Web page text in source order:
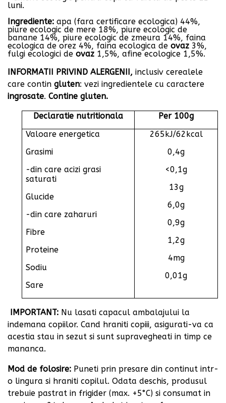
luni.
Ingrediente: apa (fara certificare ecologica) 44%,
piure ecologic de mere 18%, piure ecologic de
banane 14%, piure ecologic de zmeura 14%, faina
ecologica de orez 4%, faina ecologica de ovaz 3%,
fulgi ecologici de ovaz 1,5%, afine ecologice 1,5%.
INFORMATII PRIVIND ALERGENII, inclusiv cerealele
care contin gluten: vezi ingredientele cu caractere
ingrosate. Contine gluten.
Declaratie nutritionala
Per 100g
Valoare energetica
Grasimi
-din care acizi grasi
saturati
Glucide
-din care zaharuri
Fibre
Proteine
Sodiu
Sare
265kJ/62kcal
0,4g
<0,1g
13g
6,0g
0,9g
1,2g
4mg
0,01g
IMPORTANT: Nu lasati capacul ambalajului la
indemana copiilor. Cand hraniti copiii, asigurati-va ca
acestia stau in sezut si sunt supravegheati in timp ce
mananca.
Mod de folosire: Puneti prin presare din continut intr-
o lingura si hraniti copilul. Odata deschis, produsul
trebuie pastrat in frigider (max. +5°C) si consumat in